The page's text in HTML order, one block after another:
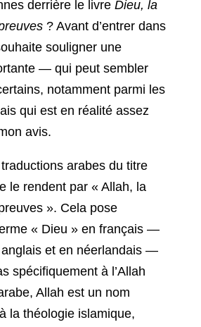
derrière le livre Dieu, la
? Avant d’entrer dans
souligner une
— qui peut sembler
notamment parmi les
qui est en réalité assez
avis.
arabes du titre
le rendent par « Allah, la
». Cela pose
« Dieu » en français —
et en néerlandais —
spécifiquement à l’Allah
Allah est un nom
la théologie islamique,